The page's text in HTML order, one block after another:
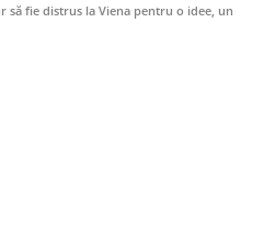
să fie distrus la Viena pentru o idee, un